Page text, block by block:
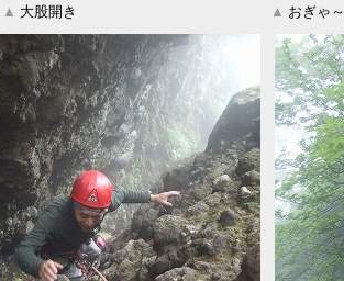
▲ 大股開き ▲ おぎゃ～